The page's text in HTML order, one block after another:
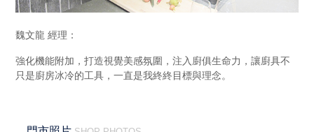
魏文龍 經理：
強化機能附加，打造視覺美感氛圍，注入廚俱生命力，讓廚具不
只是廚房冰冷的工具，一直是我終終目標與理念。